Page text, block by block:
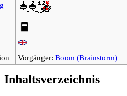
Vorgänger: Boom (Brainstorm)
Inhaltsverzeichnis